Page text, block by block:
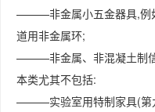
———非金属小五金器具,例
道用非金属环;
———非金属、非混凝土制
本类尤其不包括:
———实验室用特制家具(第